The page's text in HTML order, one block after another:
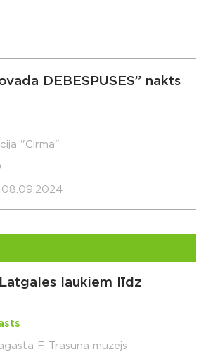
DEBESPUSES” nakts
"Cirma"
laukiem līdz
F. Trasuna muzejs